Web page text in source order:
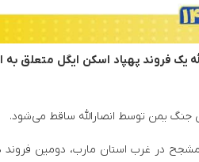
یک فروند پهپاد اسکن ایگل متعلق به
جنگ یمن توسط انصارالله ساقط می‌شود.
در غرب استان مارب، دومین فروند